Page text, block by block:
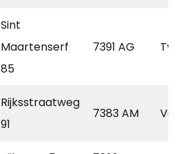
Sint
Maartenserf
85
7391 AG
Rijksstraatweg
91
7383 AM